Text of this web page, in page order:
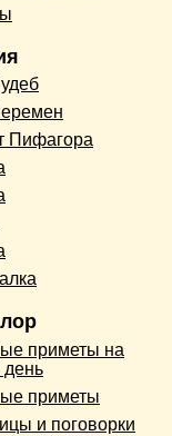
Пифагора
приметы на
приметы
и поговорки